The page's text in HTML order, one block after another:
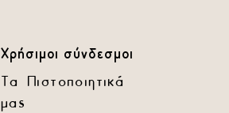
Χρήσιμοι σύνδεσμοι
Τα Πιστοποιητικά
μας